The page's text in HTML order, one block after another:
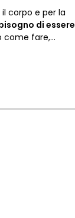
corpo e per la
di essere
come fare,